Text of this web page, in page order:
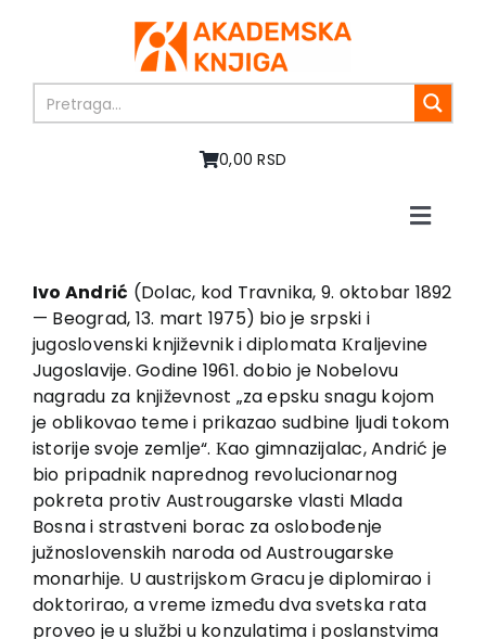
0,00 RSD
Toggle
About us
Books
In preparation
Sale
Authors
News
EU PROJECTS
Contact
Ivo Andrić (Dolac, kod Travnika, 9. oktobar 1892
— Beograd, 13. mart 1975) bio je srpski i
jugoslovenski književnik i diplomata Кraljevine
Jugoslavije. Godine 1961. dobio je Nobelovu
nagradu za književnost „za epsku snagu kojom
je oblikovao teme i prikazao sudbine ljudi tokom
istorije svoje zemlje“. Кao gimnazijalac, Andrić je
bio pripadnik naprednog revolucionarnog
pokreta protiv Austrougarske vlasti Mlada
Bosna i strastveni borac za oslobođenje
južnoslovenskih naroda od Austrougarske
monarhije. U austrijskom Gracu je diplomirao i
doktorirao, a vreme između dva svetska rata
proveo je u službi u konzulatima i poslanstvima